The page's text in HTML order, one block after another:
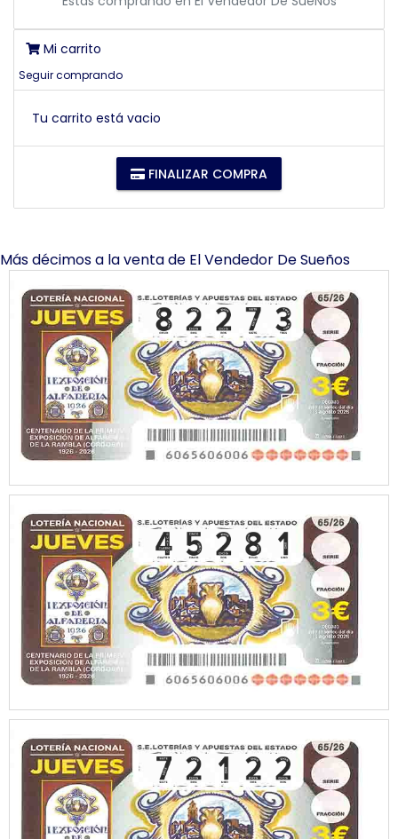
Mi carrito
Seguir comprando
Tu carrito está vacio
FINALIZAR COMPRA
Más décimos a la venta de El Vendedor De Sueños